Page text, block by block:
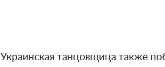
Украинская танцовщица также